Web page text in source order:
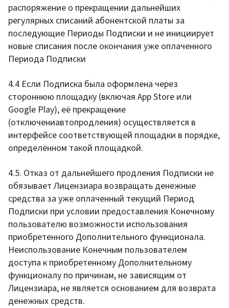
распоряжение о прекращении дальнейших
регулярных списаний абонентской платы за
последующие Периоды Подписки и не инициирует
новые списания после окончания уже оплаченного
Периода Подписки
4.4 Если Подписка была оформлена через
стороннюю площадку (включая App Store или
Google Play), её прекращение
(отключениавтопродления) осуществляется в
интерфейсе соответствующей площадки в порядке,
определённом такой площадкой.
4.5. Отказ от дальнейшего продления Подписки не
обязывает Лицензиара возвращать денежные
средства за уже оплаченный текущий Период
Подписки при условии предоставления Конечному
пользователю возможности использования
приобретенного Дополнительного функционала.
Неиспользование Конечным пользователем
доступа к приобретенному Дополнительному
функционалу по причинам, не зависящим от
Лицензиара, не является основанием для возврата
денежных средств.